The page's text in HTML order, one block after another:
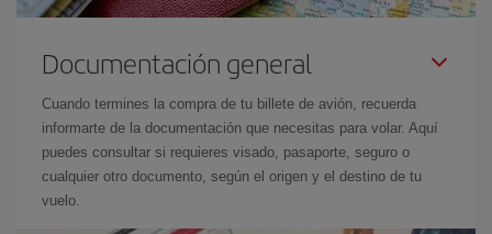
Documentación general
Cuando termines la compra de tu billete de avión, recuerda
informarte de la documentación que necesitas para volar. Aquí
puedes consultar si requieres visado, pasaporte, seguro o
cualquier otro documento, según el origen y el destino de tu
vuelo.